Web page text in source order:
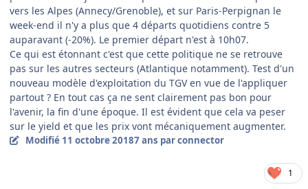
vers les Alpes (Annecy/Grenoble), et sur Paris-Perpignan le
week-end il n'y a plus que 4 départs quotidiens contre 5
auparavant (-20%). Le premier départ n'est à 10h07.
Ce qui est étonnant c'est que cette politique ne se retrouve
pas sur les autres secteurs (Atlantique notamment). Test d'un
nouveau modèle d'exploitation du TGV en vue de l'appliquer
partout ? En tout cas ça ne sent clairement pas bon pour
l'avenir, la fin d'une époque. Il est évident que cela va peser
sur le yield et que les prix vont mécaniquement augmenter.
Modifié 11 octobre 20187 ans par connector
1